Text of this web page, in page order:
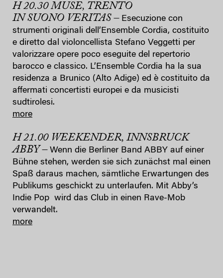
H 20.30 MUSE, TRENTO
IN SUONO VERITAS – Esecuzione con
strumenti originali dell’Ensemble Cordia, costituito
e diretto dal violoncellista Stefano Veggetti per
valorizzare opere poco eseguite del repertorio
barocco e classico. L’Ensemble Cordia ha la sua
residenza a Brunico (Alto Adige) ed è costituito da
affermati concertisti europei e da musicisti
sudtirolesi.
more
H 21.00 WEEKENDER, INNSBRUCK
ABBY – Wenn die Berliner Band ABBY auf einer
Bühne stehen, werden sie sich zunächst mal einen
Spaß daraus machen, sämtliche Erwartungen des
Publikums geschickt zu unterlaufen. Mit Abby’s
Indie Pop wird das Club in einen Rave-Mob
verwandelt.
more